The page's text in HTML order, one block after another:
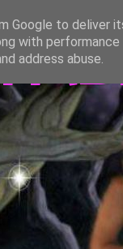
Google to deliver
with
address abuse.